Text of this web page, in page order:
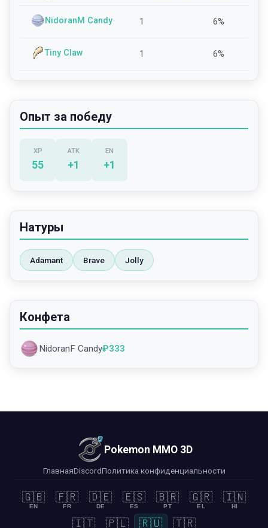
NidoranM Candy 1 6%
Tiny Claw 1 6%
Опыт за победу
XP
55
ATK
+1
EN
+1
Натуры
Adamant Brave Jolly
Конфета
NidoranF Candy₽333
Pokemon MMO 3D
ГлавнаяDiscordПолитика конфиденциальности
🇬🇧
EN
🇫🇷
FR
🇩🇪
DE
🇪🇸
ES
🇧🇷
PT
🇬🇷
EL
🇮🇳
HI
🇮🇹 🇵🇱 🇷🇺 🇹🇷